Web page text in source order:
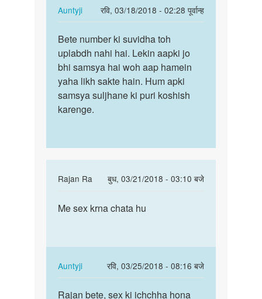
apki
kya
by
Auntyji
Auntyji
रवि, 03/18/2018 - 02:28 पूर्वान्ह
In
reply
to
Number
da
do
aspka
by
Bete
number
ki
suvidha
toh…
Bete number ki suvidha toh
uplabdh nahi hai. Lekin aapki jo
bhi samsya hai woh aap hamein
yaha likh sakte hain. Hum apki
samsya suljhane ki puri koshish
karenge.
Rajan Ra
बुध, 03/21/2018 - 03:10 बजे
to
Hum
kya
by
Me
chata
hu
Me sex krna chata hu
Auntyji
रवि, 03/25/2018 - 08:16 बजे
In
reply
to
Rajan
Rajan bete, sex ki ichchha hona